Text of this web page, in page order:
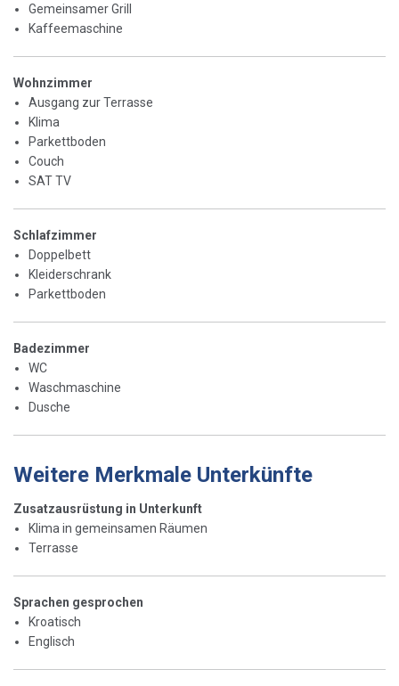
Gemeinsamer Grill
Kaffeemaschine
Wohnzimmer
Ausgang zur Terrasse
Klima
Parkettboden
Couch
SAT TV
Schlafzimmer
Doppelbett
Kleiderschrank
Parkettboden
Badezimmer
WC
Waschmaschine
Dusche
Weitere Merkmale Unterkünfte
Zusatzausrüstung in Unterkunft
Klima in gemeinsamen Räumen
Terrasse
Sprachen gesprochen
Kroatisch
Englisch